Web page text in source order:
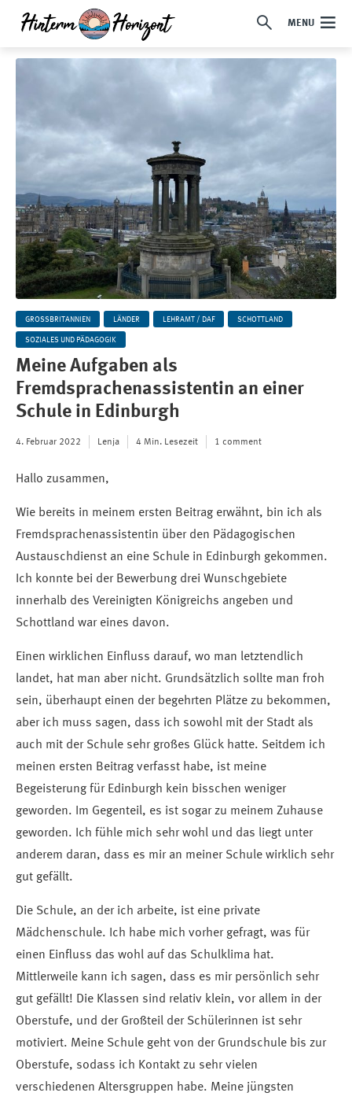
MENU
GROSSBRITANNIEN LÄNDER LEHRAMT / DAF SCHOTTLAND
SOZIALES UND PÄDAGOGIK
Meine Aufgaben als
Fremdsprachenassistentin an einer
Schule in Edinburgh
4. Februar 2022 Lenja 4 Min. Lesezeit 1 comment
Hallo zusammen,
Wie bereits in meinem ersten Beitrag erwähnt, bin ich als
Fremdsprachenassistentin über den Pädagogischen
Austauschdienst an eine Schule in Edinburgh gekommen.
Ich konnte bei der Bewerbung drei Wunschgebiete
innerhalb des Vereinigten Königreichs angeben und
Schottland war eines davon.
Einen wirklichen Einfluss darauf, wo man letztendlich
landet, hat man aber nicht. Grundsätzlich sollte man froh
sein, überhaupt einen der begehrten Plätze zu bekommen,
aber ich muss sagen, dass ich sowohl mit der Stadt als
auch mit der Schule sehr großes Glück hatte. Seitdem ich
meinen ersten Beitrag verfasst habe, ist meine
Begeisterung für Edinburgh kein bisschen weniger
geworden. Im Gegenteil, es ist sogar zu meinem Zuhause
geworden. Ich fühle mich sehr wohl und das liegt unter
anderem daran, dass es mir an meiner Schule wirklich sehr
gut gefällt.
Die Schule, an der ich arbeite, ist eine private
Mädchenschule. Ich habe mich vorher gefragt, was für
einen Einfluss das wohl auf das Schulklima hat.
Mittlerweile kann ich sagen, dass es mir persönlich sehr
gut gefällt! Die Klassen sind relativ klein, vor allem in der
Oberstufe, und der Großteil der Schülerinnen ist sehr
motiviert. Meine Schule geht von der Grundschule bis zur
Oberstufe, sodass ich Kontakt zu sehr vielen
verschiedenen Altersgruppen habe. Meine jüngsten